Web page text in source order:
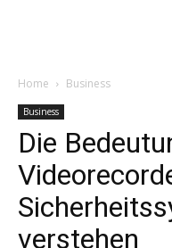
Home Business
Business
Die
verstehen